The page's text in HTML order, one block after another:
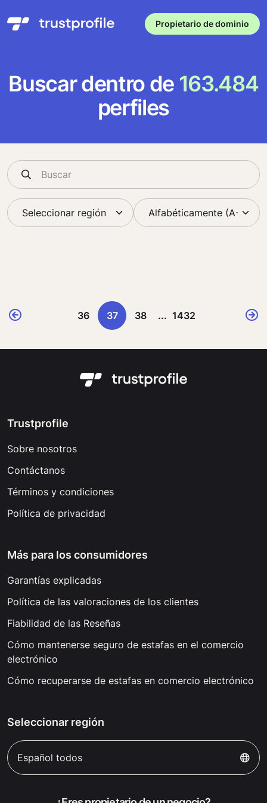
Propietario de dominio
Buscar dentro de 163.484
perfiles
36 37 38 ... 1432
Trustprofile
Sobre nosotros
Contáctanos
Términos y condiciones
Política de privacidad
Más para los consumidores
Garantías explicadas
Política de las valoraciones de los clientes
Fiabilidad de las Reseñas
Cómo mantenerse seguro de estafas en el comercio
electrónico
Cómo recuperarse de estafas en comercio electrónico
Seleccionar región
Español todos